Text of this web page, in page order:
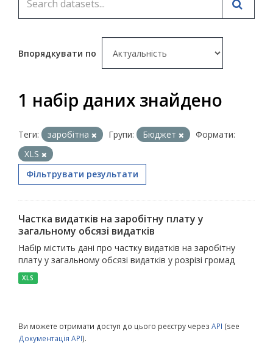
Впорядкувати по
1 набір даних знайдено
Теги: заробітна Групи: Бюджет
Формати:
XLS
Фільтрувати результати
Частка видатків на заробітну плату у
загальному обсязі видатків
Набір містить дані про частку видатків на заробітну
плату у загальному обсязі видатків у розрізі громад
XLS
Ви можете отримати доступ до цього реєстру через API (see
Документація API).